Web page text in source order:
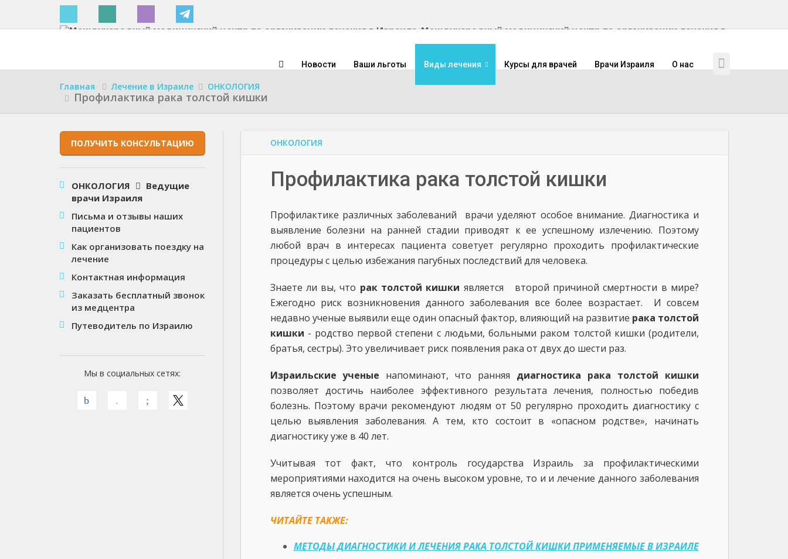
Международный медицинский центр по организации лечения в
Новости Ваши льготы Виды лечения Курсы для врачей Врачи Израиля О нас
Главная Лечение в Израиле ОНКОЛОГИЯ
Профилактика рака толстой кишки
ПОЛУЧИТЬ КОНСУЛЬТАЦИЮ
ОНКОЛОГИЯ
Ведущие
врачи Израиля
Письма и отзывы наших
пациентов
Как организовать поездку на
лечение
Контактная информация
Заказать бесплатный звонок
из медцентра
Путеводитель по Израилю
Мы в социальных сетях:
ОНКОЛОГИЯ
Профилактика рака толстой кишки
Профилактике различных заболеваний врачи уделяют особое внимание. Диагностика и
выявление болезни на ранней стадии приводят к ее успешному излечению. Поэтому
любой врач в интересах пациента советует регулярно проходить профилактические
процедуры с целью избежания пагубных последствий для человека.
Знаете ли вы, что рак толстой кишки является второй причиной смертности в мире?
Ежегодно риск возникновения данного заболевания все более возрастает. И совсем
недавно ученые выявили еще один опасный фактор, влияющий на развитие рака толстой
кишки - родство первой степени с людьми, больными раком толстой кишки (родители,
братья, сестры). Это увеличивает риск появления рака от двух до шести раз.
Израильские ученые напоминают, что ранняя диагностика рака толстой кишки
позволяет достичь наиболее эффективного результата лечения, полностью победив
болезнь. Поэтому врачи рекомендуют людям от 50 регулярно проходить диагностику с
целью выявления заболевания. А тем, кто состоит в «опасном родстве», начинать
диагностику уже в 40 лет.
Учитывая тот факт, что контроль государства Израиль за профилактическими
мероприятиями находится на очень высоком уровне, то и и лечение данного заболевания
является очень успешным.
ЧИТАЙТЕ ТАКЖЕ:
МЕТОДЫ ДИАГНОСТИКИ И ЛЕЧЕНИЯ РАКА ТОЛСТОЙ КИШКИ ПРИМЕНЯЕМЫЕ В ИЗРАИЛЕ